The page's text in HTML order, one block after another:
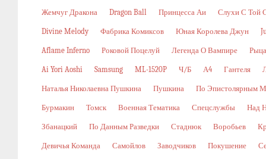
Жемчуг Дракона Dragon Ball Принцесса Аи Слухи С Той
Divine Melody Фабрика Комиксов Юная Королева Джун
Aflame Inferno Роковой Поцелуй Легенда О Вампире
Ai Yori Aoshi Samsung ML-1520P Ч/б А4 Гантеля
Наталья Николаевна Пушкина Пушкина По Эпистолярным
Бурмакин Томск Военная Тематика Спецслужбы Над
Збанацкий По Данным Разведки Стаднюк Воробьев
Девичья Команда Самойлов Заводчиков Покушение